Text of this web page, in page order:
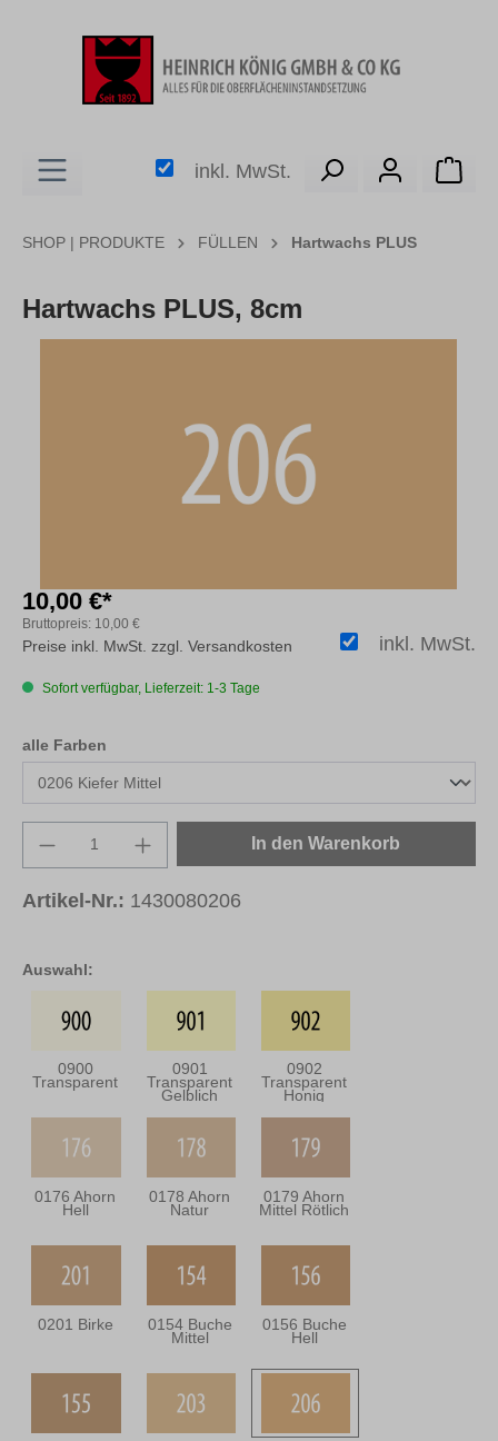
inkl. MwSt.
SHOP | PRODUKTE FÜLLEN Hartwachs PLUS
Hartwachs PLUS, 8cm
Auswahl:
0900
Transparent
0901
Transparent
Gelblich
0902
Transparent
Honig
0176 Ahorn
Hell
0178 Ahorn
Natur
0179 Ahorn
Mittel Rötlich
0201 Birke 0154 Buche
Mittel
0156 Buche
Hell
10,00 €*
Bruttopreis: 10,00 €
inkl. MwSt.
Preise inkl. MwSt. zzgl. Versandkosten
Sofort verfügbar, Lieferzeit: 1-3 Tage
alle Farben
Produkt Anzahl: Gib den gewünschten
In den Warenkorb
Artikel-Nr.: 1430080206